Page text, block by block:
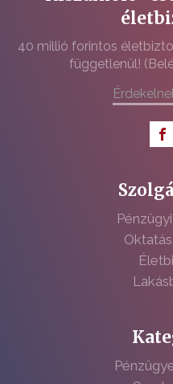
40 millió forintos
függetlenül!